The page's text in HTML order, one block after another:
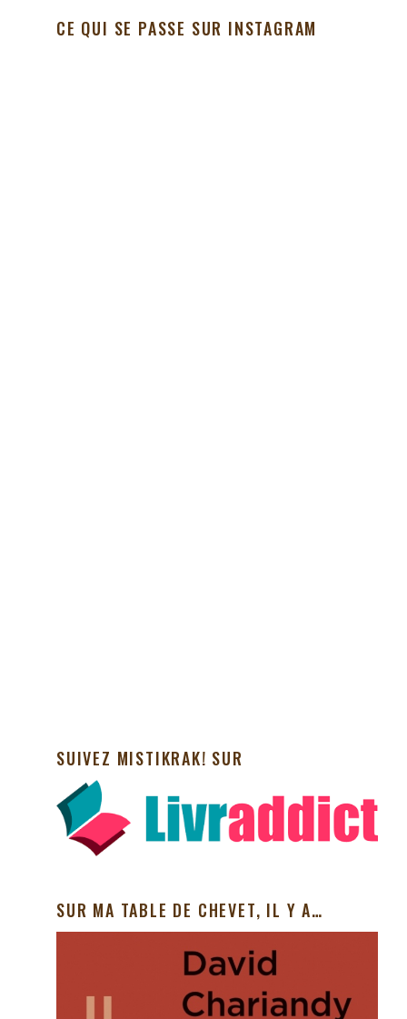
CE QUI SE PASSE SUR INSTAGRAM
SUIVEZ MISTIKRAK! SUR
SUR MA TABLE DE CHEVET, IL Y A…